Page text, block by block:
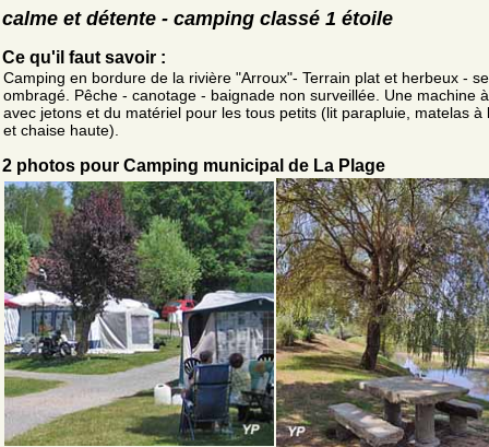
calme et détente - camping classé 1 étoile
Ce qu'il faut savoir :
Camping en bordure de la rivière "Arroux"- Terrain plat et herbeux -
ombragé. Pêche - canotage - baignade non surveillée. Une machine
avec jetons et du matériel pour les tous petits (lit parapluie, matelas à
et chaise haute).
2 photos pour Camping municipal de La Plage